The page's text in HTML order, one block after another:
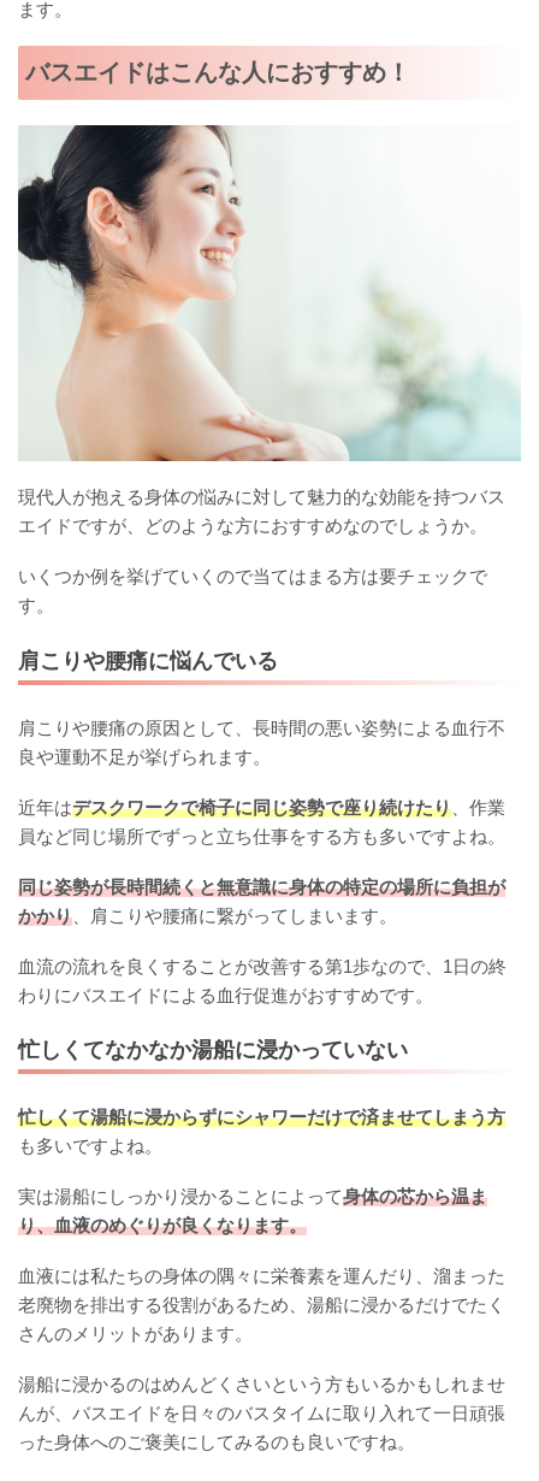
ます。
バスエイドはこんな人におすすめ！
現代人が抱える身体の悩みに対して魅力的な効能を持つバス
エイドですが、どのような方におすすめなのでしょうか。
いくつか例を挙げていくので当てはまる方は要チェックで
す。
肩こりや腰痛に悩んでいる
肩こりや腰痛の原因として、長時間の悪い姿勢による血行不
良や運動不足が挙げられます。
近年はデスクワークで椅子に同じ姿勢で座り続けたり 、作業
員など同じ場所でずっと立ち仕事をする方も多いですよね。
同じ姿勢が長時間続くと無意識に身体の特定の場所に負担が
かかり 、肩こりや腰痛に繋がってしまいます。
血流の流れを良くすることが改善する第1歩なので、1日の終
わりにバスエイドによる血行促進がおすすめです。
忙しくてなかなか湯船に浸かっていない
忙しくて湯船に浸からずにシャワーだけで済ませてしまう方
も多いですよね。
実は湯船にしっかり浸かることによって身体の芯から温ま
り、血液のめぐりが良くなります。
血液には私たちの身体の隅々に栄養素を運んだり、溜まった
老廃物を排出する役割があるため、湯船に浸かるだけでたく
さんのメリットがあります。
湯船に浸かるのはめんどくさいという方もいるかもしれませ
んが、バスエイドを日々のバスタイムに取り入れて一日頑張
った身体へのご褒美にしてみるのも良いですね。